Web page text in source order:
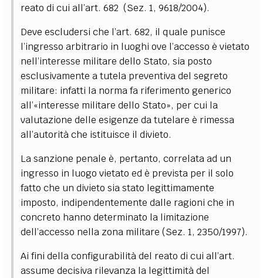
reato di cui all’art. 682 (Sez. 1, 9618/2004).
Deve escludersi che l’art. 682, il quale punisce
l’ingresso arbitrario in luoghi ove l’accesso è vietato
nell’interesse militare dello Stato, sia posto
esclusivamente a tutela preventiva del segreto
militare: infatti la norma fa riferimento generico
all’«interesse militare dello Stato», per cui la
valutazione delle esigenze da tutelare è rimessa
all’autorità che istituisce il divieto.
La sanzione penale è, pertanto, correlata ad un
ingresso in luogo vietato ed è prevista per il solo
fatto che un divieto sia stato legittimamente
imposto, indipendentemente dalle ragioni che in
concreto hanno determinato la limitazione
dell’accesso nella zona militare (Sez. 1, 2350/1997).
Ai fini della configurabilità del reato di cui all’art.
assume decisiva rilevanza la legittimità del